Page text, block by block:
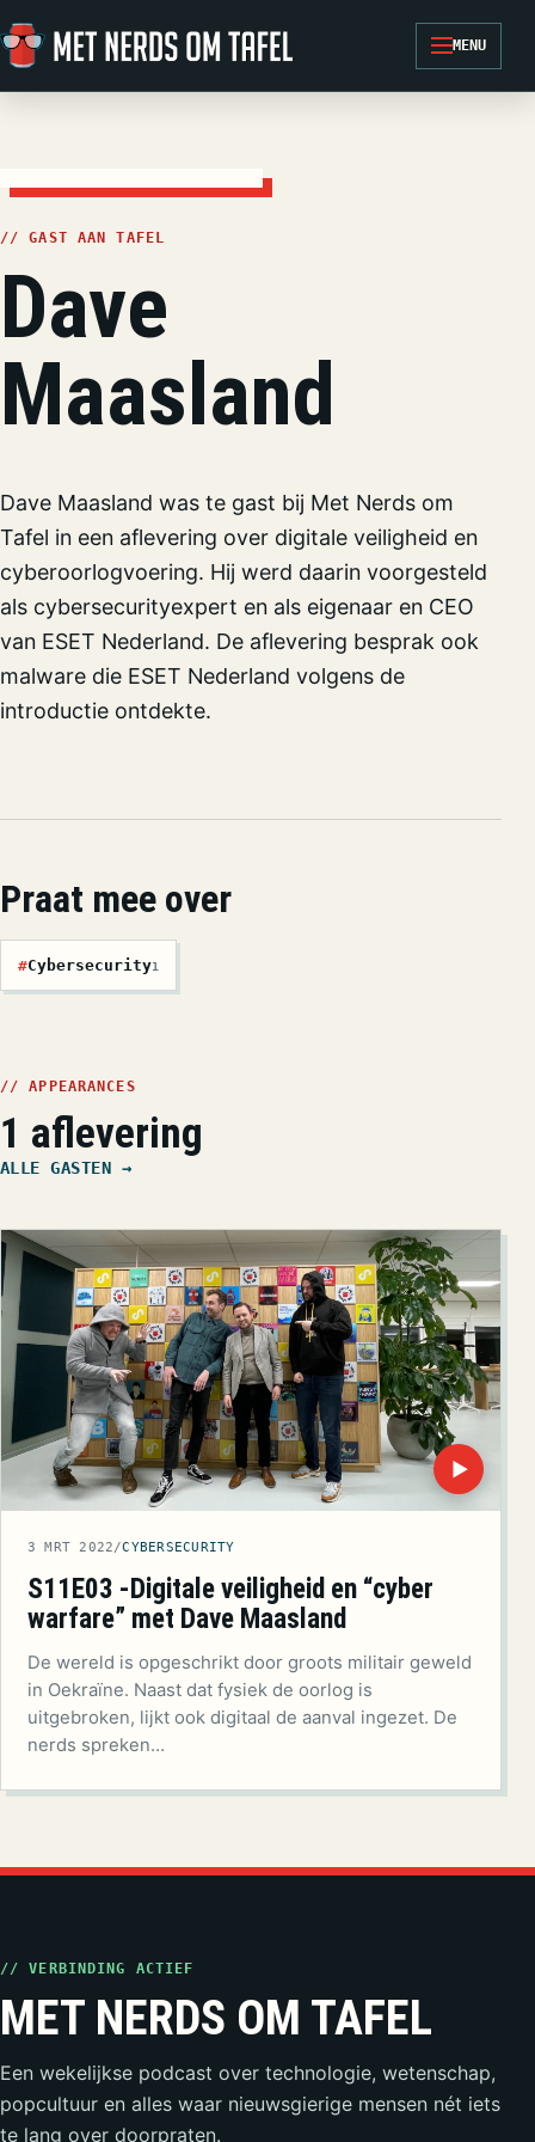
Ga naar de inhoud
MENU
// GAST AAN TAFEL
Dave
Maasland
Dave Maasland was te gast bij Met Nerds om
Tafel in een aflevering over digitale veiligheid en
cyberoorlogvoering. Hij werd daarin voorgesteld
als cybersecurityexpert en als eigenaar en CEO
van ESET Nederland. De aflevering besprak ook
malware die ESET Nederland volgens de
introductie ontdekte.
Praat mee over
#Cybersecurity1
// APPEARANCES
1 aflevering
ALLE GASTEN →
▶
3 MRT 2022/CYBERSECURITY
S11E03 -Digitale veiligheid en “cyber
warfare” met Dave Maasland
De wereld is opgeschrikt door groots militair geweld
in Oekraïne. Naast dat fysiek de oorlog is
uitgebroken, lijkt ook digitaal de aanval ingezet. De
nerds spreken…
// VERBINDING ACTIEF
MET NERDS OM TAFEL
Een wekelijkse podcast over technologie, wetenschap,
popcultuur en alles waar nieuwsgierige mensen nét iets
te lang over doorpraten.